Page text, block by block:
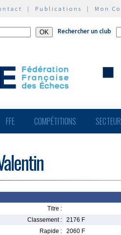
| Publications | Mon
Rechercher un club
FFE COMPÉTITIONS
Titre :
Classement :
2176 F
Rapide :
2060 F